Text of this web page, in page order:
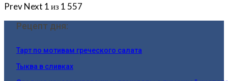
PrevNext 1 из 1 557
Рецепт дня:
Тарт по мотивам греческого салата
Тыква в сливках